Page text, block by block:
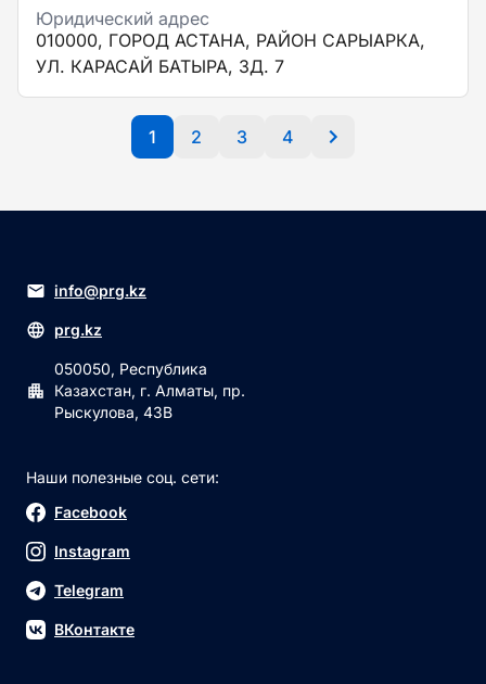
Юридический адрес
010000, ГОРОД АСТАНА, РАЙОН САРЫАРКА,
УЛ. КАРАСАЙ БАТЫРА, ЗД. 7
1 2 3 4
info@prg.kz
prg.kz
050050, Республика
Казахстан, г. Алматы, пр.
Рыскулова, 43В
Наши полезные соц. сети:
Facebook
Instagram
Telegram
ВКонтакте